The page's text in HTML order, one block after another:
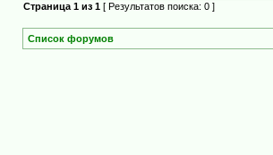
Страница 1 из 1 [ Результатов поиска: 0 ]
Список форумов